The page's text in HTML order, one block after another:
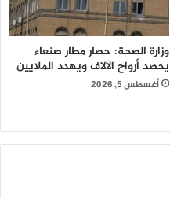
وزارة الصحة: حصار مطار صنعاء
يحصد أرواح الآلاف ويهدد الملايين
أغسطس 5, 2026